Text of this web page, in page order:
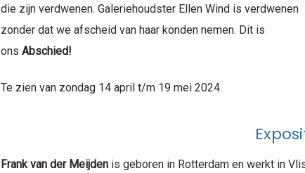
die zijn verdwenen. Galeriehoudster Ellen Wind is verdwenen
zonder dat we afscheid van haar konden nemen. Dit is
ons Abschied!
Te zien van zondag 14 april t/m 19 mei 2024.
Frank van der Meijdenis geboren in Rotterdam en werkt in